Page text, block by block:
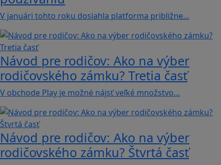
V januári tohto roku dosiahla platforma približne…
Návod pre rodičov: Ako na výber
rodičovského zámku? Tretia časť
V obchode Play je možné nájsť veľké množstvo…
Návod pre rodičov: Ako na výber
rodičovského zámku? Štvrtá časť